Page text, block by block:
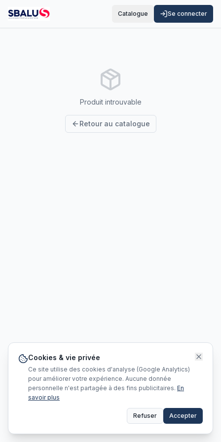
Catalogue Se connecter
Produit introuvable
Retour au catalogue
Cookies & vie privée
Ce site utilise des cookies d'analyse (Google Analytics)
pour améliorer votre expérience. Aucune donnée
personnelle n'est partagée à des fins publicitaires. En
savoir plus
Refuser Accepter